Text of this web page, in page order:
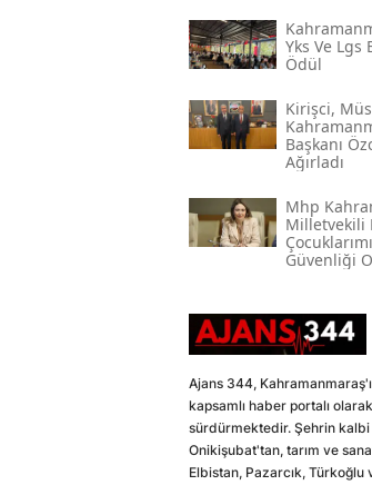
Yks Ve Lgs
Ödül
Kirişci,
Başkanı
Ağırladı
Mhp
Milletvekili
Güvenliği
Ajans 344,
kapsamlı haber portalı olarak
sürdürmektedir. Şehrin
Onikişubat'tan, tarım ve
Elbistan, Pazarcık, Türkoğlu